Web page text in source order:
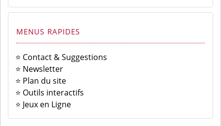
MENUS RAPIDES
⭐ Contact & Suggestions
⭐ Newsletter
⭐ Plan du site
⭐ Outils interactifs
⭐ Jeux en Ligne